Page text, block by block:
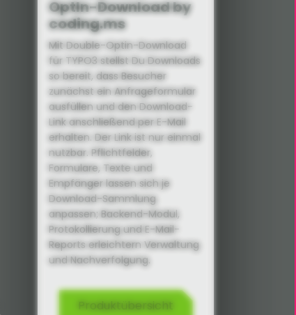
OptIn-Download by
coding.ms
Mit Double-Optin-Download
für TYPO3 stellst Du Downloads
so bereit, dass Besucher
zunächst ein Anfrageformular
ausfüllen und den Download-
Link anschließend per E-Mail
erhalten. Der Link ist nur einmal
nutzbar. Pflichtfelder,
Formulare, Texte und
Empfänger lassen sich je
Download-Sammlung
anpassen; Backend-Modul,
Protokollierung und E-Mail-
Reports erleichtern Verwaltung
und Nachverfolgung.
Produktübersicht